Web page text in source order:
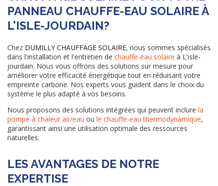
PANNEAU CHAUFFE-EAU SOLAIRE À
L'ISLE-JOURDAIN?
Chez DUMILLY CHAUFFAGE SOLAIRE, nous sommes spécialisés
dans l'installation et l'entretien de chauffe-eau solaire à L'isle-
jourdain. Nous vous offrons des solutions sur mesure pour
améliorer votre efficacité énergétique tout en réduisant votre
empreinte carbone. Nos experts vous guident dans le choix du
système le plus adapté à vos besoins.
Nous proposons des solutions intégrées qui peuvent inclure la
pompe à chaleur air/eau ou le chauffe-eau thermodynamique,
garantissant ainsi une utilisation optimale des ressources
naturelles.
LES AVANTAGES DE NOTRE
EXPERTISE